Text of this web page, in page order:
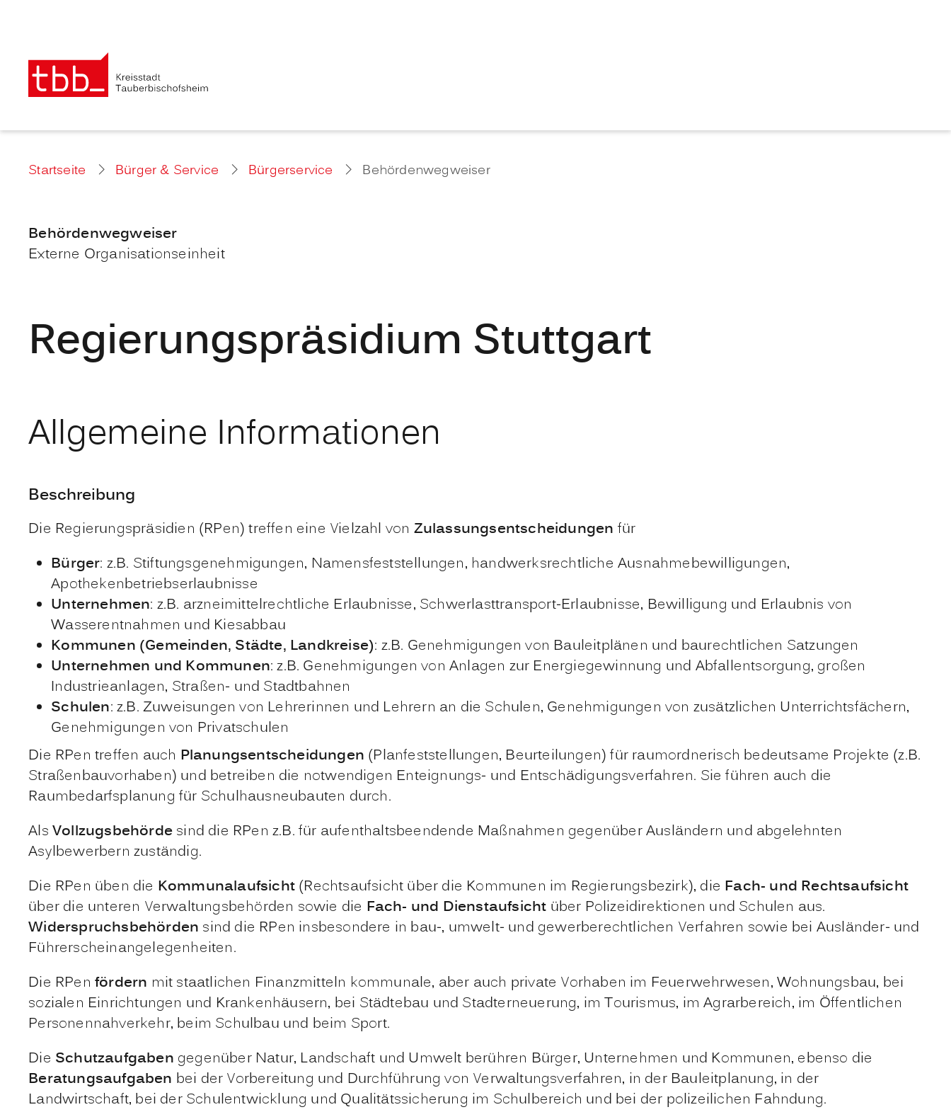
Startseite Bürger & Service Bürgerservice Behördenwegweiser
Behördenwegweiser
Externe Organisationseinheit
Regierungspräsidium Stuttgart
Allgemeine Informationen
Beschreibung
Die Regierungspräsidien (RPen) treffen eine Vielzahl von Zulassungsentscheidungen für
Bürger: z.B. Stiftungsgenehmigungen, Namensfeststellungen, handwerksrechtliche Ausnahmebewilligungen,
Apothekenbetriebserlaubnisse
Unternehmen: z.B. arzneimittelrechtliche Erlaubnisse, Schwerlasttransport-Erlaubnisse, Bewilligung und Erlaubnis von
Wasserentnahmen und Kiesabbau
Kommunen (Gemeinden, Städte, Landkreise): z.B. Genehmigungen von Bauleitplänen und baurechtlichen Satzungen
Unternehmen und Kommunen: z.B. Genehmigungen von Anlagen zur Energiegewinnung und Abfallentsorgung, großen
Industrieanlagen, Straßen- und Stadtbahnen
Schulen: z.B. Zuweisungen von Lehrerinnen und Lehrern an die Schulen, Genehmigungen von zusätzlichen Unterrichtsfächern,
Genehmigungen von Privatschulen
Die RPen treffen auch Planungsentscheidungen (Planfeststellungen, Beurteilungen) für raumordnerisch bedeutsame Projekte (z.B.
Straßenbauvorhaben) und betreiben die notwendigen Enteignungs- und Entschädigungsverfahren. Sie führen auch die
Raumbedarfsplanung für Schulhausneubauten durch.
Als Vollzugsbehörde sind die RPen z.B. für aufenthaltsbeendende Maßnahmen gegenüber Ausländern und abgelehnten
Asylbewerbern zuständig.
Die RPen üben die Kommunalaufsicht (Rechtsaufsicht über die Kommunen im Regierungsbezirk), die Fach- und Rechtsaufsicht
über die unteren Verwaltungsbehörden sowie die Fach- und Dienstaufsicht über Polizeidirektionen und Schulen aus.
Widerspruchsbehörden sind die RPen insbesondere in bau-, umwelt- und gewerberechtlichen Verfahren sowie bei Ausländer- und
Führerscheinangelegenheiten.
Die RPen fördern mit staatlichen Finanzmitteln kommunale, aber auch private Vorhaben im Feuerwehrwesen, Wohnungsbau, bei
sozialen Einrichtungen und Krankenhäusern, bei Städtebau und Stadterneuerung, im Tourismus, im Agrarbereich, im Öffentlichen
Personennahverkehr, beim Schulbau und beim Sport.
Die Schutzaufgaben gegenüber Natur, Landschaft und Umwelt berühren Bürger, Unternehmen und Kommunen, ebenso die
Beratungsaufgaben bei der Vorbereitung und Durchführung von Verwaltungsverfahren, in der Bauleitplanung, in der
Landwirtschaft, bei der Schulentwicklung und Qualitätssicherung im Schulbereich und bei der polizeilichen Fahndung.